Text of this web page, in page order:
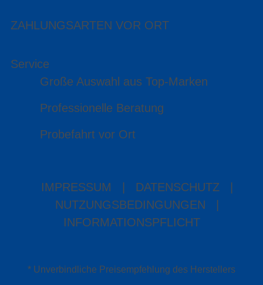
ZAHLUNGSARTEN VOR ORT
Service
Große Auswahl aus Top-Marken
Professionelle Beratung
Probefahrt vor Ort
IMPRESSUM DATENSCHUTZ
NUTZUNGSBEDINGUNGEN
INFORMATIONSPFLICHT
* Unverbindliche Preisempfehlung des Herstellers